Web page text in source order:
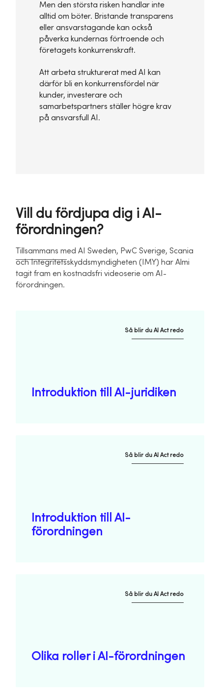
Men den största risken handlar inte
alltid om böter. Bristande transparens
eller ansvarstagande kan också
påverka kundernas förtroende och
företagets konkurrenskraft.
Att arbeta strukturerat med AI kan
därför bli en konkurrensfördel när
kunder, investerare och
samarbetspartners ställer högre krav
på ansvarsfull AI.
Vill du fördjupa dig i AI-
förordningen?
Tillsammans med AI Sweden, PwC Sverige, Scania
och Integritetsskyddsmyndigheten (IMY) har Almi
tagit fram en kostnadsfri videoserie om AI-
förordningen.
Så blir du AI Act redo
Introduktion till AI-juridiken
Så blir du AI Act redo
Introduktion till AI-
förordningen
Så blir du AI Act redo
Olika roller i AI-förordningen